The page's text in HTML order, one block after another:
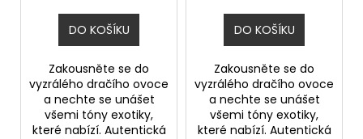
DO KOŠÍKU
Zakousněte se do
vyzrálého dračího ovoce
a nechte se unášet
všemi tóny exotiky,
které nabízí. Autentická
DO KOŠÍKU
Zakousněte se do
vyzrálého dračího ovoce
a nechte se unášet
všemi tóny exotiky,
které nabízí. Autentická